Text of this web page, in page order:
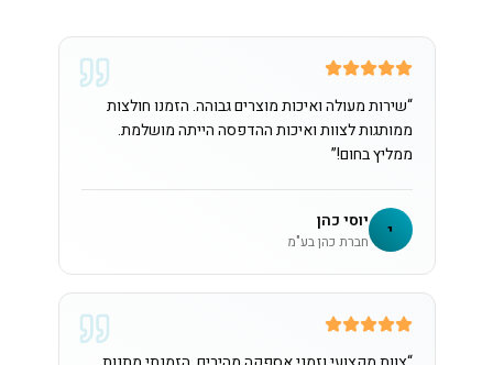
“שירות מעולה ואיכות מוצרים גבוהה. הזמנו חולצות
ממותגות לצוות ואיכות ההדפסה הייתה מושלמת.
ממליץ בחום!”
י יוסי כהן
חברת כהן בע"מ